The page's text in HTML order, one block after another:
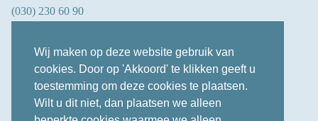
Wij maken op deze website gebruik van
cookies. Door op 'Akkoord' te klikken geeft u
toestemming om deze cookies te plaatsen.
Wilt u dit niet, dan plaatsen we alleen
(030) 230 60 90
LINKEDIN